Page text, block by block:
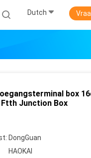
Dutch
box
Junction Box
DongGuan
HAOKAI